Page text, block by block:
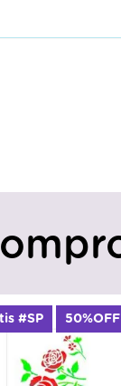
Grátis #SP